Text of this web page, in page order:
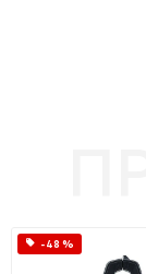
-48 %